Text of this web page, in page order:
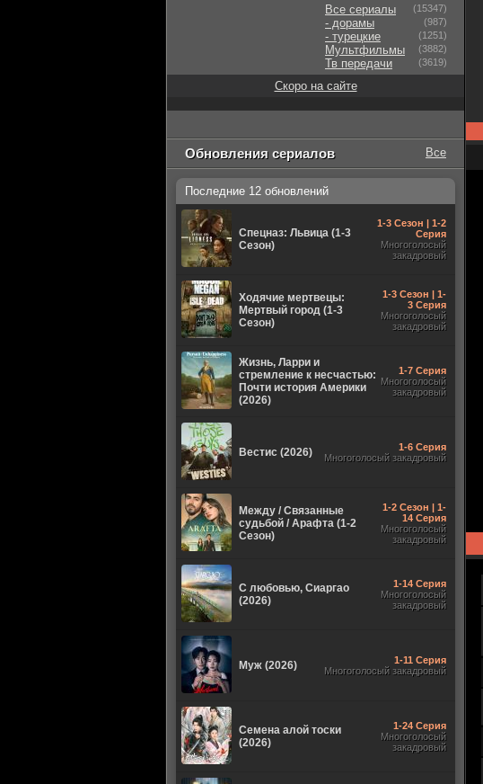
Все сериалы (15347)
- дорамы (987)
- турецкие (1251)
Мультфильмы (3882)
Тв передачи (3619)
Скоро на сайте
Обновления сериалов Все
Последние 12 обновлений
Спецназ: Львица (1-3
Сезон)
1-3 Сезон | 1-2
Серия
Многоголосый
закадровый
Ходячие мертвецы:
Мертвый город (1-3
Сезон)
1-3 Сезон | 1-
3 Серия
Многоголосый
закадровый
Жизнь, Ларри и
стремление к несчастью:
Почти история Америки
(2026)
1-7 Серия
Многоголосый
закадровый
Вестис (2026)
1-6 Серия
Многоголосый закадровый
Между / Связанные
судьбой / Арафта (1-2
Сезон)
1-2 Сезон | 1-
14 Серия
Многоголосый
закадровый
С любовью, Сиаргао
(2026)
1-14 Серия
Многоголосый
закадровый
Муж (2026)
1-11 Серия
Многоголосый закадровый
Семена алой тоски
(2026)
1-24 Серия
Многоголосый
закадровый